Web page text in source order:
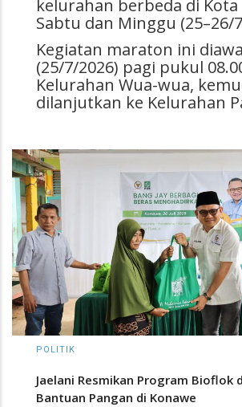
kelurahan berbeda di
Sabtu dan Minggu (25–26/
Kegiatan maraton ini
(25/7/2026) pagi pukul
Kelurahan Wua-wua,
dilanjutkan ke Kelurahan
POLITIK
Jaelani Resmikan Program Bioflok
Bantuan Pangan di Konawe